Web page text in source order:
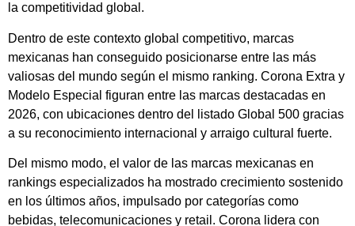
la competitividad global.
Dentro de este contexto global competitivo, marcas
mexicanas han conseguido posicionarse entre las más
valiosas del mundo según el mismo ranking. Corona Extra y
Modelo Especial figuran entre las marcas destacadas en
2026, con ubicaciones dentro del listado Global 500 gracias
a su reconocimiento internacional y arraigo cultural fuerte.
Del mismo modo, el valor de las marcas mexicanas en
rankings especializados ha mostrado crecimiento sostenido
en los últimos años, impulsado por categorías como
bebidas, telecomunicaciones y retail. Corona lidera con